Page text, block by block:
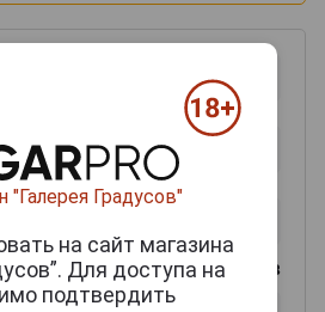
0из 2000 знаков
"Галерея Градусов"
на сайт магазина
Для доступа на
подтвердить